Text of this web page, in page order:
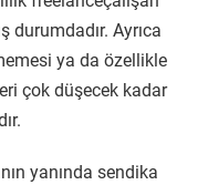
durumdadır. Ayrıca
ya da özellikle
çok düşecek kadar
yanında sendika